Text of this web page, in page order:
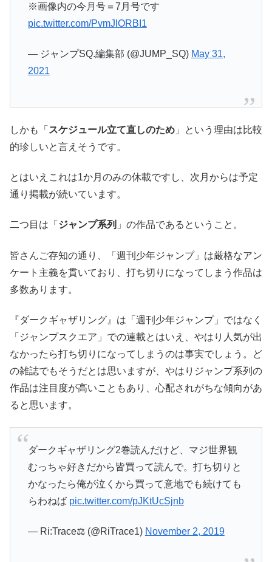
※画像内の今月号＝7月号です
pic.twitter.com/PvmJlORBI1
— ジャンプSQ.編集部 (@JUMP_SQ) May 31,
2021
しかも「 スケジュール立て直しのため 」という理由は比較
的珍しいと言えそうです。
とはいえこれは1か月のみの休載ですし、次月からは予定
通り掲載が続いています。
二つ目は「 ジャンプ系列 」の作品であるということ。
皆さんご存知の通り、「週刊少年ジャンプ」は厳格なアン
ケート主義を貫いており、打ち切りになってしまう作品は
多数あります。
『ダークギャザリング』は「週刊少年ジャンプ」ではなく
「ジャンプスクエア」での連載とはいえ、やはり人気が出
なかったら打ち切りになってしまうのは事実でしょう。ど
の雑誌でもそうだとは思いますが、やはりジャンプ系列の
作品は注目度が高いこともあり、心配されがちな傾向があ
ると思います。
ダークギャザリング2巻読んだけど、マジ世界観
むっちゃ好きだから皆買って読んで。打ち切りと
かなったら俺が泣くから買って意地でも続けても
らわねば pic.twitter.com/pJKtUcSjnb
— Ri:Trace⚖️ (@RiTrace1) November 2, 2019